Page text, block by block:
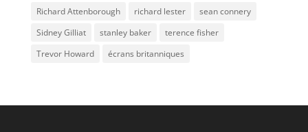
Richard Attenborough
richard lester
sean connery
Sidney Gilliat
stanley baker
terence fisher
Trevor Howard
écrans britanniques